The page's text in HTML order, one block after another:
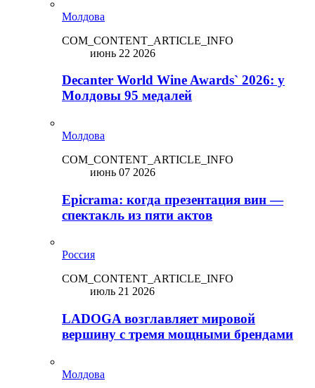
Молдова
COM_CONTENT_ARTICLE_INFO
июнь 22 2026
Decanter World Wine Awards` 2026: у
Молдовы 95 медалей
Молдова
COM_CONTENT_ARTICLE_INFO
июнь 07 2026
Epicrama: когда презентация вин —
спектакль из пяти актов
Россия
COM_CONTENT_ARTICLE_INFO
июль 21 2026
LADOGA возглавляет мировой
вершину с тремя мощными брендами
Молдова